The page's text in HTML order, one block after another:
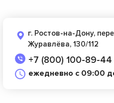
г. Ростов-на-Дону,
Журавлёва, 130/112
+7 (800) 100-89-44
ежедневно с 09:00